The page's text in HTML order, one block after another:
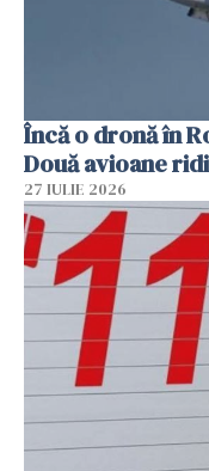
Încă o dronă în
Două avioane
27 IULIE 2026